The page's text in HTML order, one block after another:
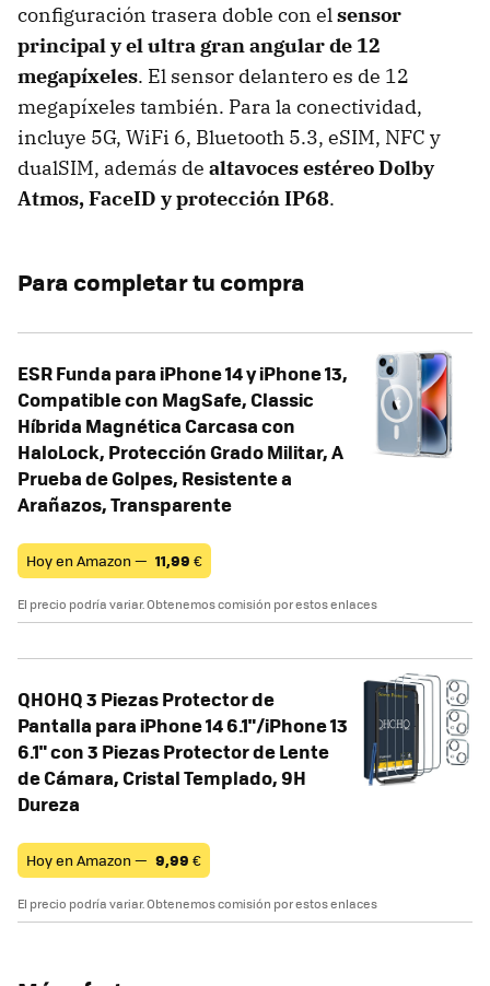
configuración trasera doble con elsensor
principal y el ultra gran angular de 12
megapíxeles. El sensor delantero es de 12
megapíxeles también. Para la conectividad,
incluye 5G, WiFi 6, Bluetooth 5.3, eSIM, NFC y
dualSIM, además de altavoces estéreo Dolby
Atmos, FaceID y protección IP68.
Para completar tu compra
ESR Funda para iPhone 14 y iPhone 13,
Compatible con MagSafe, Classic
Híbrida Magnética Carcasa con
HaloLock, Protección Grado Militar, A
Prueba de Golpes, Resistente a
Arañazos, Transparente
Hoy en Amazon — 11,99 €
El precio podría variar. Obtenemos comisión por estos enlaces
QHOHQ 3 Piezas Protector de
Pantalla para iPhone 14 6.1"/iPhone 13
6.1" con 3 Piezas Protector de Lente
de Cámara, Cristal Templado, 9H
Dureza
Hoy en Amazon — 9,99 €
El precio podría variar. Obtenemos comisión por estos enlaces